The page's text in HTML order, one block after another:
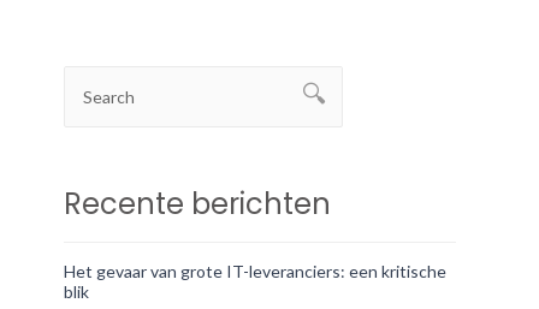
Recente berichten
Het gevaar van grote IT-leveranciers: een kritische
blik